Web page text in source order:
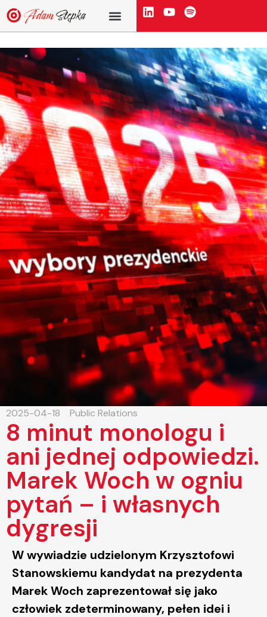
2025-04-18 Public Relations
8 minut monologu i
ani jednej odpowiedzi.
Marek Woch w ogniu
pytań – i własnych
dygresji
W wywiadzie udzielonym Krzysztofowi
Stanowskiemu kandydat na prezydenta
Marek Woch zaprezentował się jako
człowiek zdeterminowany, pełen idei i